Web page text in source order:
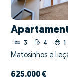
3 4 1
Matosinhos e
625.000 €